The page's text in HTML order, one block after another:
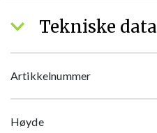
Tekniske data
Artikkelnummer
Høyde